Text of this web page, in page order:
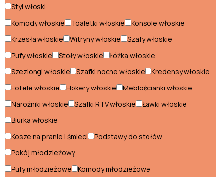
Sofy nowoczesne
Stoliki nowoczesne
Stoły nowoczesne
Szafki nocne nowoczesne
Szafy nowoczesne
Szezlongi nowoczesne
Toaletki nowoczesne
Styl włoski
Komody włoskie
Toaletki włoskie
Konsole włoskie
Krzesła włoskie
Witryny włoskie
Szafy włoskie
Pufy włoskie
Stoły włoskie
Łóżka włoskie
Szezlongi włoskie
Szafki nocne włoskie
Kredensy włoskie
Fotele włoskie
Hokery włoskie
Meblościanki włoskie
Narożniki włoskie
Szafki RTV włoskie
Ławki włoskie
Biurka włoskie
Kosze na pranie i śmieci
Podstawy do stołów
Pokój młodzieżowy
Pufy młodzieżowe
Komody młodzieżowe